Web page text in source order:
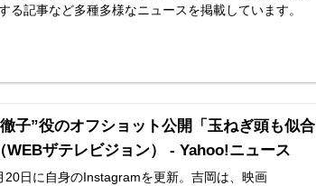
る記事など多種多様なニュースを掲載しています。
子”役のオフショット公開「玉ねぎ頭も似合
WEBザテレビジョン） - Yahoo!ニュース
20日に自身のInstagramを更新。吉岡は、映画